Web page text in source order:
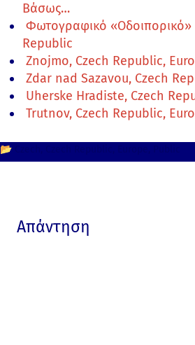
Βάσως…
Φωτογραφικό «Οδοιπορικό»
Republic
Znojmo, Czech Republic,
Zdar nad Sazavou, Czech
Uherske Hradiste, Czech
Trutnov, Czech Republic,
📂
Απάντηση